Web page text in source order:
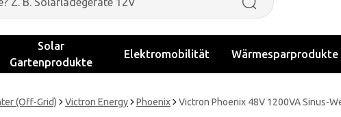
Solar
Gartenprodukte
Elektromobilität Wärmesparprodukte
(Off-Grid) Victron Energy Phoenix Victron Phoenix 48V 1200VA Sinus-